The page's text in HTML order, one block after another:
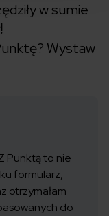
w sumie
Wystaw
Punktą to nie
formularz,
otrzymałam
do